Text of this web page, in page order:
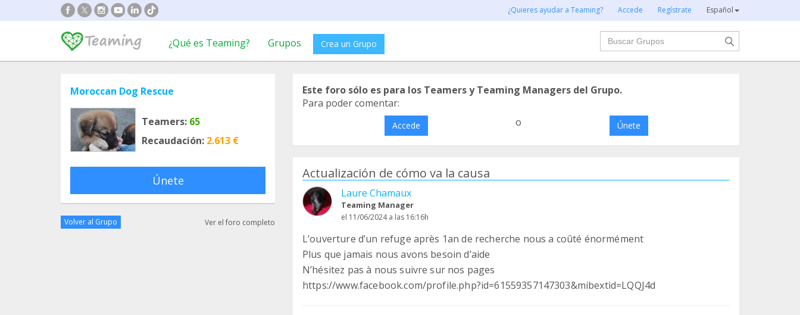
¿Quieres ayudar a Teaming? Accede Regístrate Español
¿Qué es Teaming? Grupos Crea un Grupo
Buscar
Moroccan Dog Rescue
Teamers: 65
Recaudación: 2.613 €
Únete
Volver al Grupo Ver el foro completo
Este foro sólo es para los Teamers y Teaming Managers del Grupo.
Para poder comentar:
Accede o Únete
Actualización de cómo va la causa
Laure Chamaux
Teaming Manager
el 11/06/2024 a las 16:16h
L’ouverture d’un refuge après 1an de recherche nous a coûté énormément
Plus que jamais nous avons besoin d’aide
N’hésitez pas à nous suivre sur nos pages
https://www.facebook.com/profile.php?id=61559357147303&mibextid=LQQJ4d